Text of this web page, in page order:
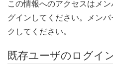
この情報へのアクセスはメ
グインしてください。メン
クしてください。
既存ユーザのログイ